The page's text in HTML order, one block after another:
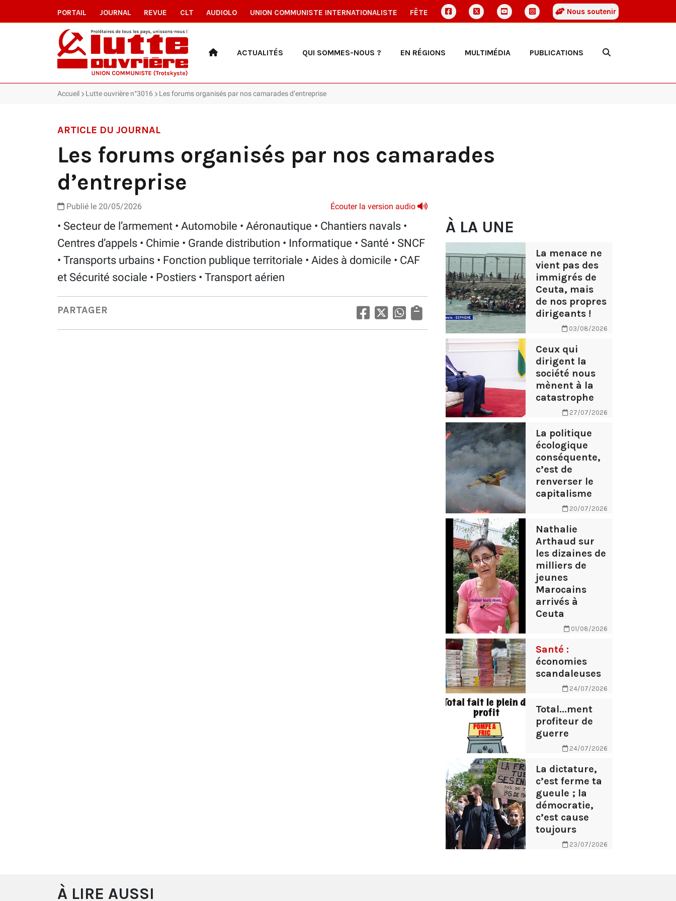
PORTAIL JOURNAL REVUE CLT AUDIOLO UNION COMMUNISTE INTERNATIONALISTE FÊTE Nous soutenir
ACTUALITÉS QUI SOMMES-NOUS ? EN RÉGIONS MULTIMÉDIA PUBLICATIONS
Accueil Lutte ouvrière n°3016 Les forums organisés par nos camarades d’entreprise
ARTICLE DU JOURNAL
Les forums organisés par nos camarades
d’entreprise
Publié le 20/05/2026 Écouter la version audio
• Secteur de l’armement • Automobile • Aéronautique • Chantiers navals •
Centres d’appels • Chimie • Grande distribution • Informatique • Santé • SNCF
• Transports urbains • Fonction publique territoriale • Aides à domicile • CAF
et Sécurité sociale • Postiers • Transport aérien
PARTAGER
À LA UNE
La menace ne
vient pas des
immigrés de
Ceuta, mais
de nos propres
dirigeants !
03/08/2026
Ceux qui
dirigent la
société nous
mènent à la
catastrophe
27/07/2026
La politique
écologique
conséquente,
c’est de
renverser le
capitalisme
20/07/2026
Nathalie
Arthaud sur
les dizaines de
milliers de
jeunes
Marocains
arrivés à
Ceuta
01/08/2026
Santé :
économies
scandaleuses
24/07/2026
Total...ment
profiteur de
guerre
24/07/2026
La dictature,
c’est ferme ta
gueule ; la
démocratie,
c’est cause
toujours
23/07/2026
À LIRE AUSSI